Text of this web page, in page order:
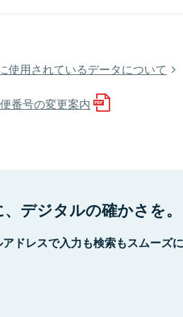
使用されているデータについて
番号の変更案内
デジタルの確かさを。
ドレスで入力も検索もスムーズ